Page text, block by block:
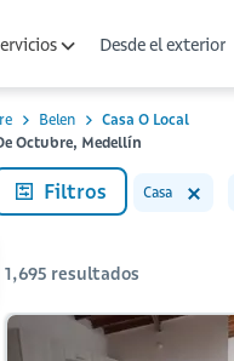
Desde el exterior
Belen
Casa O Local
Octubre, Medellín
Filtros Casa
1,695 resultados